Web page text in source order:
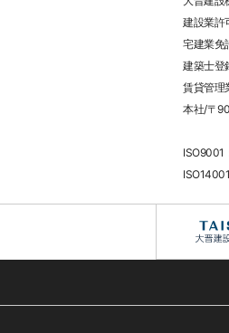
建設業許
宅建業免
建築士登
賃貸管理
本社/〒
ISO9001